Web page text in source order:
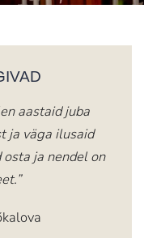
aastaid juba
ja väga ilusaid
ja nendel on